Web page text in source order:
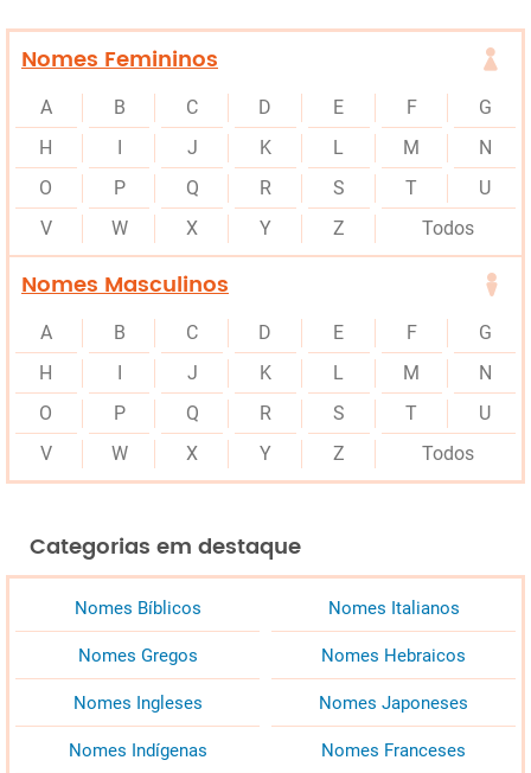
Nomes Femininos
A B C D E F
G
H
J K L M
N
O
P Q R S T
U
V
W X Y Z Todos
Nomes Masculinos
A B C D E F
G
H
J K L M
N
O
P Q R S T
U
V
W X Y Z Todos
Categorias em destaque
Nomes Bíblicos Nomes Italianos
Nomes Gregos Nomes Hebraicos
Nomes Ingleses Nomes Japoneses
Nomes Indígenas Nomes Franceses